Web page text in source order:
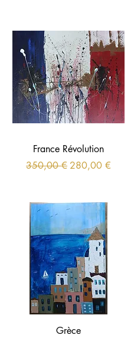
France Révolution
Prix original
350,00 € Prix promotionnel
280,00 €
Grèce